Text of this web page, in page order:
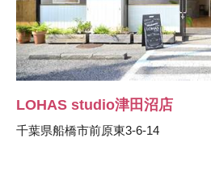
LOHAS studio津田沼店
千葉県船橋市前原東3-6-14